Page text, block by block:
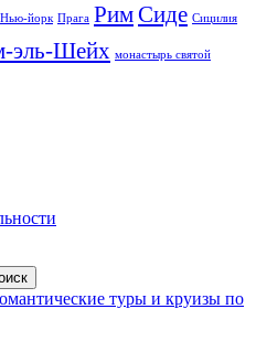
Нью-йорк Прага РимСиде Сицилия
эль-Шейх монастырь святой
туры и круизы по